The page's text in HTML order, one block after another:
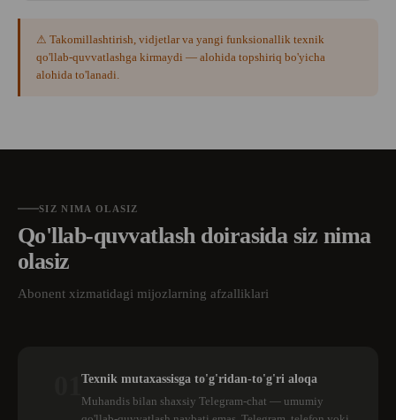
⚠ Takomillashtirish, vidjetlar va yangi funksionallik texnik
qo'llab-quvvatlashga kirmaydi — alohida topshiriq bo'yicha
alohida to'lanadi.
SIZ NIMA OLASIZ
Qo'llab-quvvatlash doirasida siz nima
olasiz
Abonent xizmatidagi mijozlarning afzalliklari
Texnik mutaxassisga to'g'ridan-to'g'ri aloqa
Muhandis bilan shaxsiy Telegram-chat — umumiy